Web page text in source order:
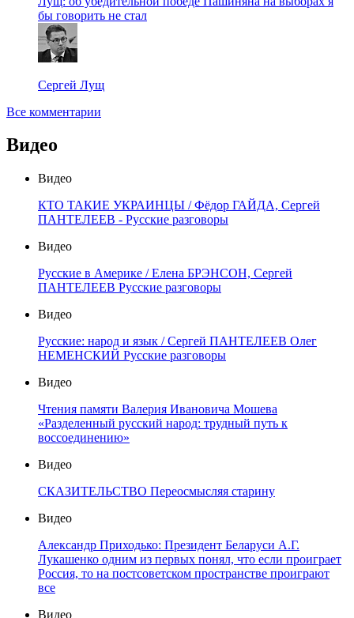
бы говорить не стал
Сергей Лущ
Все комментарии
Видео
Видео
КТО ТАКИЕ УКРАИНЦЫ / Фёдор ГАЙДА, Сергей
ПАНТЕЛЕЕВ - Русские разговоры
Видео
Русские в Америке / Елена БРЭНСОН, Сергей
ПАНТЕЛЕЕВ Русские разговоры
Видео
Русские: народ и язык / Сергей ПАНТЕЛЕЕВ Олег
НЕМЕНСКИЙ Русские разговоры
Видео
Чтения памяти Валерия Ивановича Мошева
«Разделенный русский народ: трудный путь к
воссоединению»
Видео
СКАЗИТЕЛЬСТВО Переосмысляя старину
Видео
Александр Приходько: Президент Беларуси А.Г.
Лукашенко одним из первых понял, что если проиграет
Россия, то на постсоветском пространстве проиграют
все
Видео